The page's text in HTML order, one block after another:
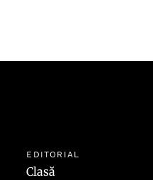
EDITORIAL
Clasă